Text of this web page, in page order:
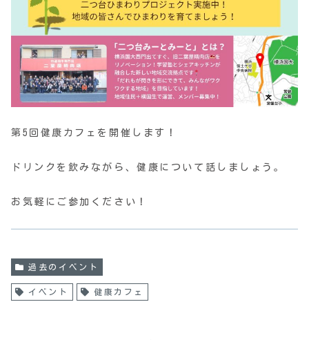
第5回健康カフェを開催します！
ドリンクを飲みながら、健康について話しましょう。
お気軽にご参加ください！
過去のイベント
イベント 健康カフェ